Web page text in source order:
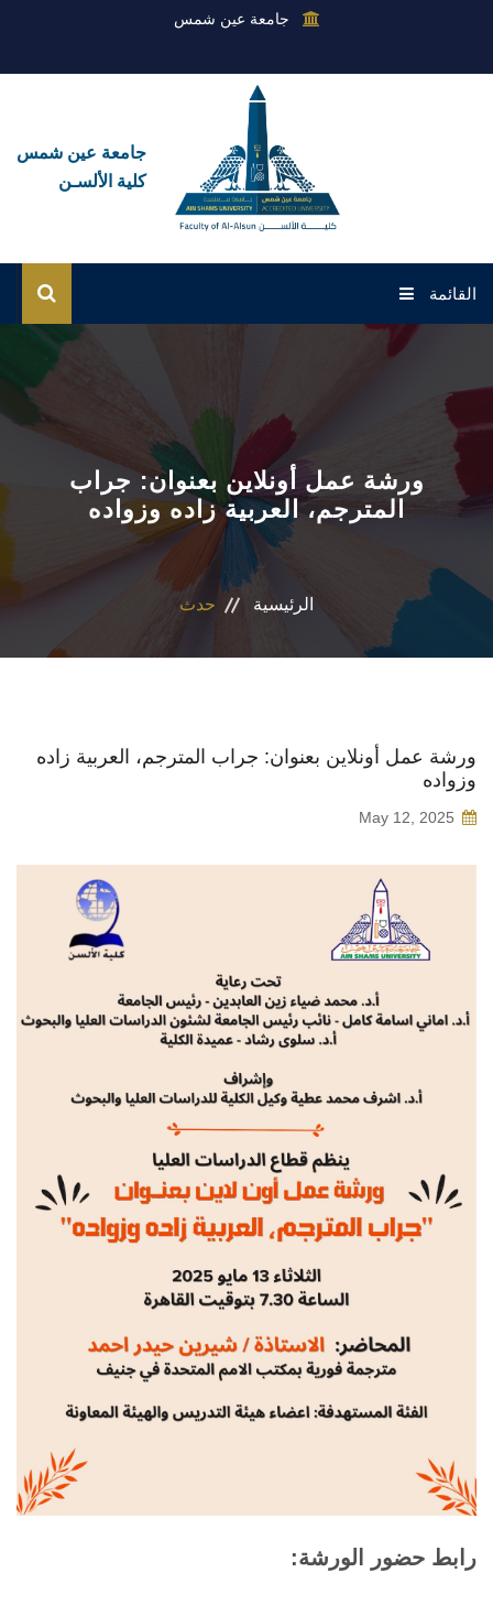
جامعة عين شمس
جامعة عين شمس
كلية الألسـن
القائمة
برامج الساعات المعتمدة
المكاتب والمراكز والوحدات
ورشة عمل أونلاين بعنوان: جراب
المترجم، العربية زاده وزواده
الرئيسية حدث
ورشة عمل أونلاين بعنوان: جراب المترجم، العربية زاده
وزواده
May 12, 2025
رابط حضور الورشة: